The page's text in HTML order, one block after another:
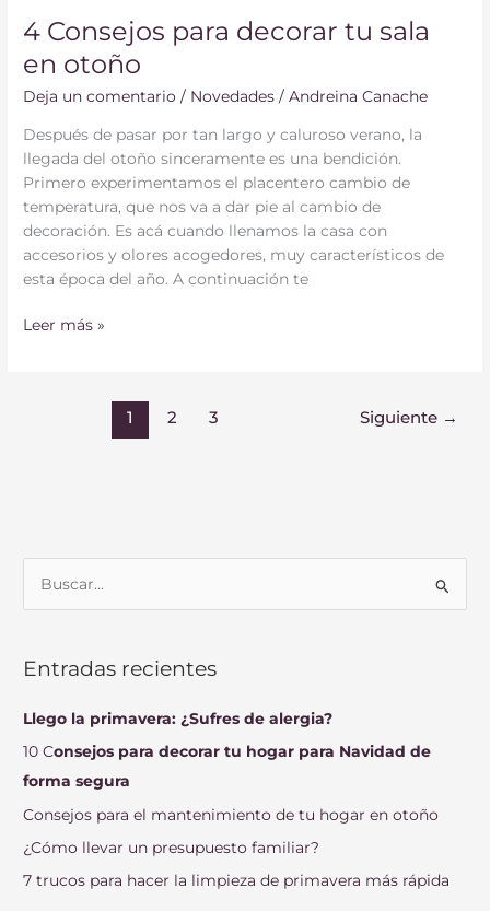
4 Consejos para decorar tu sala
en otoño
Deja un comentario / Novedades /Andreina Canache
Después de pasar por tan largo y caluroso verano, la
llegada del otoño sinceramente es una bendición.
Primero experimentamos el placentero cambio de
temperatura, que nos va a dar pie al cambio de
decoración. Es acá cuando llenamos la casa con
accesorios y olores acogedores, muy característicos de
esta época del año. A continuación te
Leer más »
1 2 3 Siguiente →
c
r
:
Entradas recientes
Llego la primavera: ¿Sufres de alergia?
10 Consejos para decorar tu hogar para Navidad de
forma segura
Consejos para el mantenimiento de tu hogar en otoño
¿Cómo llevar un presupuesto familiar?
7 trucos para hacer la limpieza de primavera más rápida